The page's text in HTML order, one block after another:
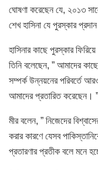
ঘোষণা করেছেন যে, ২০১৩ সালে
শেখ হাসিনা যে পুরস্কার
হাসিনার কাছে পুরস্কার
তিনি বলেছেন, ” আমাদের
সম্পর্ক উন্নয়নের পরিবর্তে
আমাদের প্রতারিত করেছেন। ”
মীর বলেন, ” নিজেদের
করার কারণে যেসব
প্রতারণার প্রতীক বলে মনে